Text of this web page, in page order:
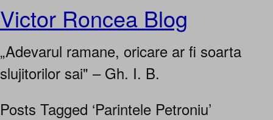
Victor Roncea Blog
„Adevarul ramane, oricare ar fi soarta
slujitorilor sai" – Gh. I. B.
Posts Tagged ‘Parintele Petroniu’